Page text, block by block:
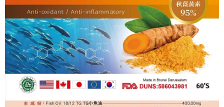
【「AFTEE先享後付」結帳流程】
１．於結帳方式選擇「AFTEE先享後付」後，將跳轉至「AFTEE先享後付」
結帳頁面，進行簡訊認證並確認金額後，即可完成結帳。
２．訂單成立數日內，您將收到繳費通知簡訊。
３．收到繳費通知簡訊後14天內，點擊此簡訊中的連結，可透過四大超商／
ATM／網路銀行／等多元方式進行付款，方視為交易完成。
※ 請注意：結帳手續完成當下不需立刻繳費，但若您需要取消訂單，請聯絡
購買商品的店家。未經商家同意取消之訂單仍視為有效，需透過AFTEE先享
後付繳納相關費用。
※ 交易是否成功請以「AFTEE先享後付 」之結帳頁面顯示為準，若有關於
7-11取貨付款
每筆NT$60，滿NT$799(含以上)免運費
7-11取貨(快速到店)
每筆NT$95，滿NT$799(含以上)免運費
宅配
每筆NT$150